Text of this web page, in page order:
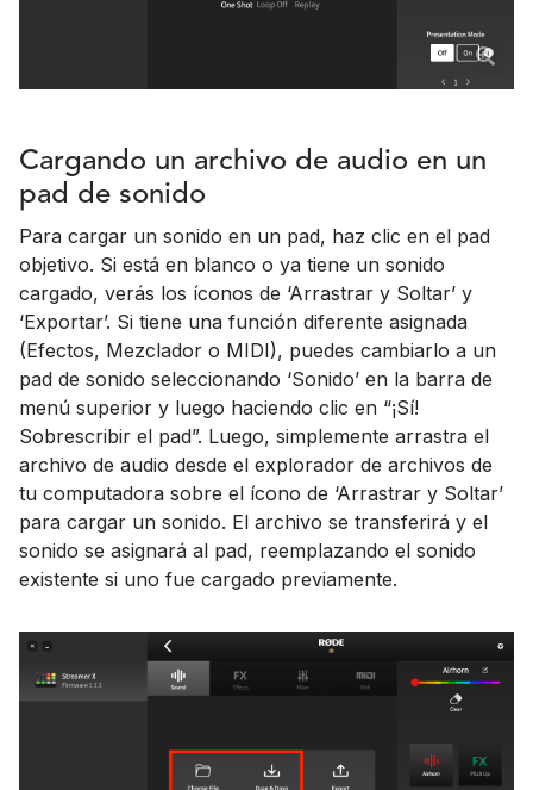
Cargando un archivo de audio en un
pad de sonido
Para cargar un sonido en un pad, haz clic en el pad
objetivo. Si está en blanco o ya tiene un sonido
cargado, verás los íconos de ‘Arrastrar y Soltar’ y
‘Exportar’. Si tiene una función diferente asignada
(Efectos, Mezclador o MIDI), puedes cambiarlo a un
pad de sonido seleccionando ‘Sonido’ en la barra de
menú superior y luego haciendo clic en “¡Sí!
Sobrescribir el pad”. Luego, simplemente arrastra el
archivo de audio desde el explorador de archivos de
tu computadora sobre el ícono de ‘Arrastrar y Soltar’
para cargar un sonido. El archivo se transferirá y el
sonido se asignará al pad, reemplazando el sonido
existente si uno fue cargado previamente.